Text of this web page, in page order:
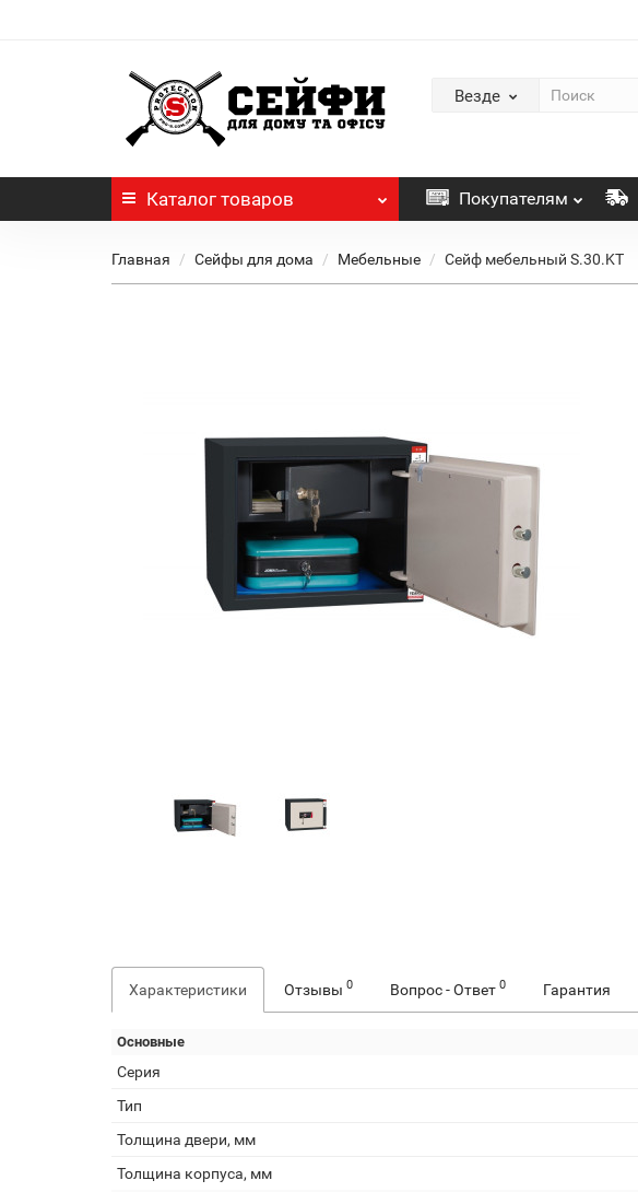
Везде
Каталог товаров Покупателям
Главная Сейфы для дома Мебельные Сейф мебельный S.30.KT
Характеристики Отзывы 0 Вопрос - Ответ 0 Гарантия
Основные
Серия
Тип
Толщина двери, мм
Толщина корпуса, мм